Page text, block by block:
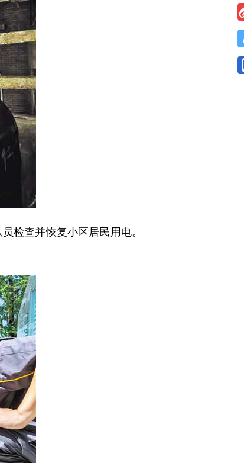
查并恢复小区居民用电。